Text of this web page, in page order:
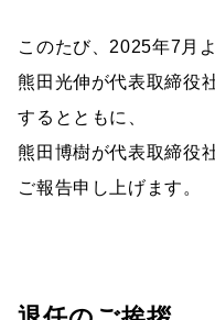
このたび、2025年7月
熊田光伸が代表取締役
するとともに、
熊田博樹が代表取締役
ご報告申し上げます。